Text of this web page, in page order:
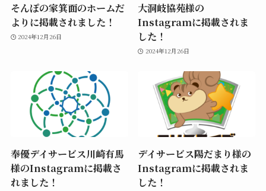
そんぽの家箕面のホームだ
よりに掲載されました！
2024年12月26日
大洞岐協苑様の
Instagramに掲載されま
した！
2024年12月26日
奉優デイサービス川崎有馬
様のInstagramに掲載さ
れました！
デイサービス陽だまり様の
Instagramに掲載されま
した！